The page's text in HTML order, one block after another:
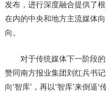
发布，进行深度融合提供了
在内的中央和地方主流媒体
向。
对于传统媒体下一阶段的
赞同南方报业集团刘红兵书记
向‘智库’，再以‘智库’来倒逼